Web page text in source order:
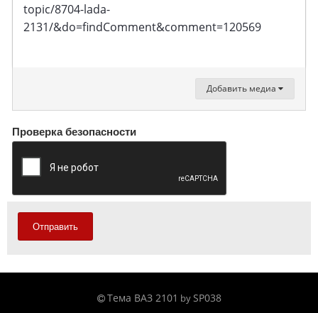
topic/8704-lada-
2131/&do=findComment&comment=120569
Добавить медиа
Проверка безопасности
Отправить
Тема ВАЗ 2101 by SP038